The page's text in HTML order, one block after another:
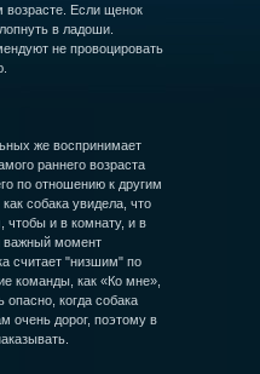
возрасте. Если щенок
в ладоши.
не провоцировать
же воспринимает
раннего возраста
по отношению к другим
собака увидела, что
чтобы и в комнату, и в
важный момент
считает "низшим" по
команды, как «Ко мне»,
когда собака
очень дорог, поэтому в